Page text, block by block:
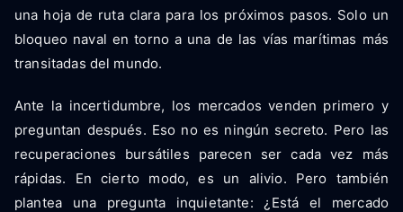
una hoja de ruta clara para los próximos pasos. Solo un
bloqueo naval en torno a una de las vías marítimas más
transitadas del mundo.
Ante la incertidumbre, los mercados venden primero y
preguntan después. Eso no es ningún secreto. Pero las
recuperaciones bursátiles parecen ser cada vez más
rápidas. En cierto modo, es un alivio. Pero también
plantea una pregunta inquietante: ¿Está el mercado